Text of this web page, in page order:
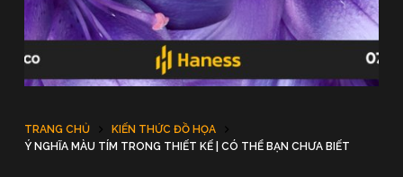
u
n
g
TRANG CHỦ
KIẾN THỨC ĐỒ HỌA
Ý NGHĨA MÀU TÍM TRONG THIẾT KẾ | CÓ THỂ BẠN CHƯA BIẾT